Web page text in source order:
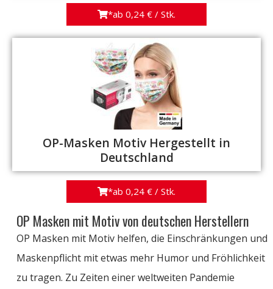
*ab 0,24 € / Stk.
OP-Masken Motiv Hergestellt in
Deutschland
*ab 0,24 € / Stk.
OP Masken mit Motiv von deutschen Herstellern
OP Masken mit Motiv helfen, die Einschränkungen und
Maskenpflicht mit etwas mehr Humor und Fröhlichkeit
zu tragen. Zu Zeiten einer weltweiten Pandemie